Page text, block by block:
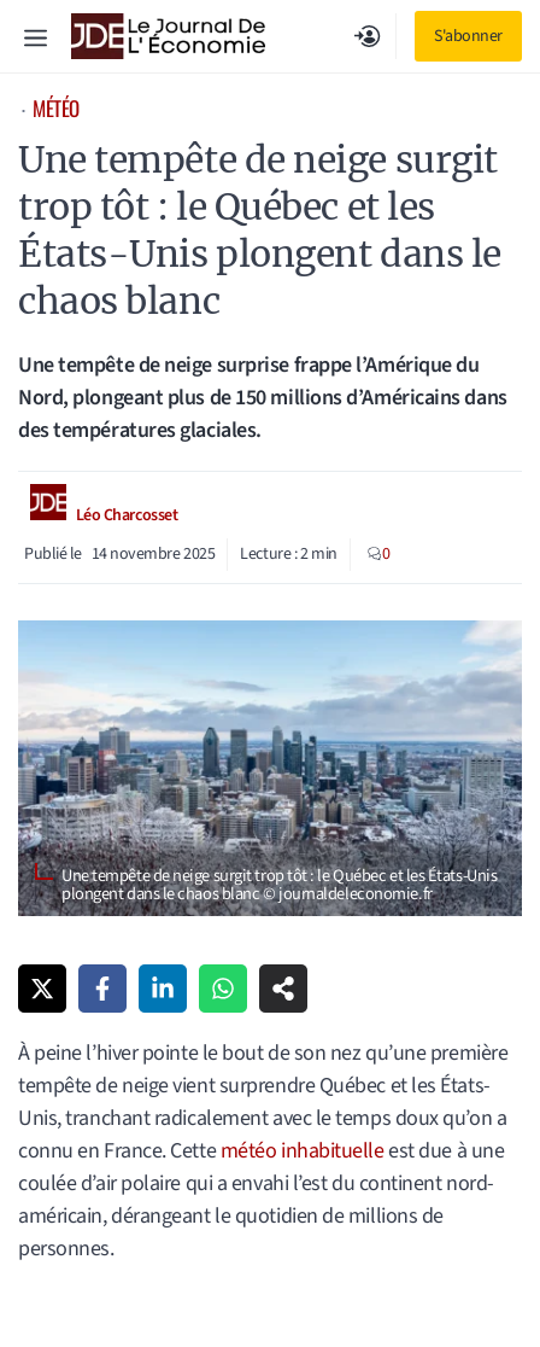
S'abonner
Menu
⋅ MÉTÉO
Une tempête de neige surgit
trop tôt : le Québec et les
États-Unis plongent dans le
chaos blanc
Une tempête de neige surprise frappe l’Amérique du
Nord, plongeant plus de 150 millions d’Américains dans
des températures glaciales.
Léo Charcosset
Publié le 14 novembre 2025 Lecture :2min 0
Une tempête de neige surgit trop tôt : le Québec et les États-Unis
plongent dans le chaos blanc © journaldeleconomie.fr
À peine l’hiver pointe le bout de son nez qu’une première
tempête de neige vient surprendre Québec et les États-
Unis, tranchant radicalement avec le temps doux qu’on a
connu en France. Cettemétéo inhabituelleest due à une
coulée d’air polaire qui a envahi l’est du continent nord-
américain, dérangeant le quotidien de millions de
personnes.